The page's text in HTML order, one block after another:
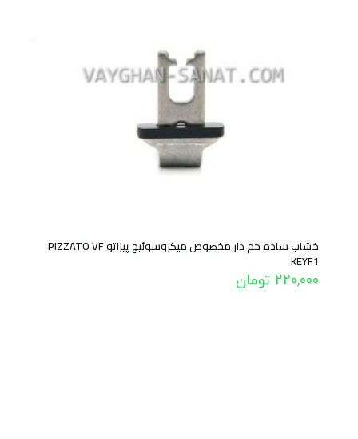
خشاب ساده خم دار مخصوص میکروسوئیچ پیزاتو PIZZATO VF
KEYF1
220,000 تومان